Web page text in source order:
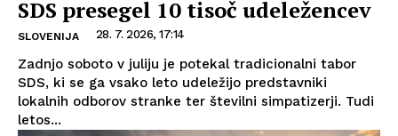
SDS presegel 10 tisoč udeležencev
SLOVENIJA 28. 7. 2026, 17:14
Zadnjo soboto v juliju je potekal tradicionalni tabor
SDS, ki se ga vsako leto udeležijo predstavniki
lokalnih odborov stranke ter številni simpatizerji. Tudi
letos...